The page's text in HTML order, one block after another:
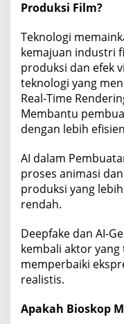
Produksi Film?
Teknologi
kemajuan industri
produksi dan efek
teknologi yang
Real-Time
Membantu
dengan lebih
AI dalam
proses animasi
produksi yang
rendah.
Deepfake dan AI-
kembali aktor
memperbaiki
realistis.
Apakah Bioskop